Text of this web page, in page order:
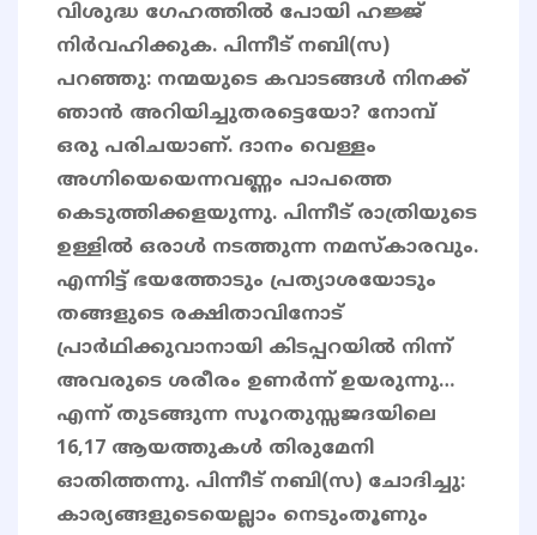
വിശുദ്ധ ഗേഹത്തില്‍ പോയി ഹജ്ജ്
നിര്‍വഹിക്കുക. പിന്നീട് നബി(സ)
പറഞ്ഞു: നന്മയുടെ കവാടങ്ങള്‍ നിനക്ക്
ഞാന്‍ അറിയിച്ചുതരട്ടെയോ? നോമ്പ്
ഒരു പരിചയാണ്. ദാനം വെള്ളം
അഗ്നിയെയെന്നവണ്ണം പാപത്തെ
കെടുത്തിക്കളയുന്നു. പിന്നീട് രാത്രിയുടെ
ഉള്ളില്‍ ഒരാള്‍ നടത്തുന്ന നമസ്‌കാരവും.
എന്നിട്ട് ഭയത്തോടും പ്രത്യാശയോടും
തങ്ങളുടെ രക്ഷിതാവിനോട്
പ്രാര്‍ഥിക്കുവാനായി കിടപ്പറയില്‍ നിന്ന്
അവരുടെ ശരീരം ഉണര്‍ന്ന് ഉയരുന്നു…
എന്ന് തുടങ്ങുന്ന സൂറതുസ്സജദയിലെ
16,17 ആയത്തുകള്‍ തിരുമേനി
ഓതിത്തന്നു. പിന്നീട് നബി(സ) ചോദിച്ചു:
കാര്യങ്ങളുടെയെല്ലാം നെടുംതൂണും